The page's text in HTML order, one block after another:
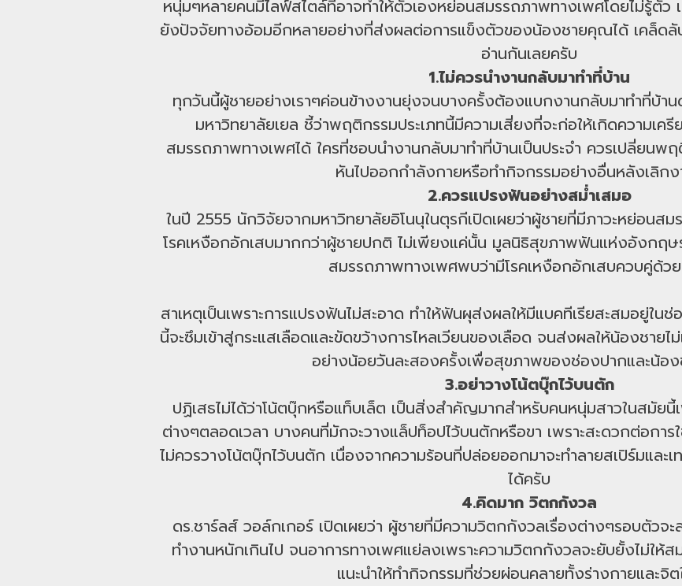
หนุ่มๆหลายคนมีไลฟ์สไตล์ที่อาจทำให้ตัวเองหย่อนสมรรถภาพทางเพศโดยไม่รู้ตั
ยังปัจจัยทางอ้อมอีกหลายอย่างที่ส่งผลต่อการแข็งตัวของน้องชายคุณได้ เคล็ดลับ
อ่านกันเลยครับ
1.ไม่ควรนำงานกลับมาทำที่บ้าน
ทุกวันนี้ผู้ชายอย่างเราๆค่อนข้างงานยุ่งจนบางครั้งต้องแบกงานกลับมาทำที่บ้า
มหาวิทยาลัยเยล ชี้ว่าพฤติกรรมประเภทนี้มีความเสี่ยงที่จะก่อให้เกิดความเค
สมรรถภาพทางเพศได้ ใครที่ชอบนำงานกลับมาทำที่บ้านเป็นประจำ ควรเปลี่ยนพ
หันไปออกกำลังกายหรือทำกิจกรรมอย่างอื่นหลังเลิก
2.ควรแปรงฟันอย่างสม่ำเสมอ
ในปี 2555 นักวิจัยจากมหาวิทยาลัยอิโนนุในตุรกีเปิดเผยว่าผู้ชายที่มีภาวะหย่อนส
โรคเหงือกอักเสบมากกว่าผู้ชายปกติ ไม่เพียงแค่นั้น มูลนิธิสุขภาพฟันแห่งอังกฤษ
สมรรถภาพทางเพศพบว่ามีโรคเหงือกอักเสบควบคู่ด้ว
สาเหตุเป็นเพราะการแปรงฟันไม่สะอาด ทำให้ฟันผุส่งผลให้มีแบคทีเรียสะสมอยู่ในช่
นี้จะซึมเข้าสู่กระแสเลือดและขัดขว้างการไหลเวียนของเลือด จนส่งผลให้น้องชา
อย่างน้อยวันละสองครั้งเพื่อสุขภาพของช่องปากและน้อง
3.อย่าวางโน้ตบุ๊กไว้บนตัก
ปฏิเสธไม่ได้ว่าโน้ตบุ๊กหรือแท็บเล็ต เป็นสิ่งสำคัญมากสำหรับคนหนุ่มสาวในสมัยนี้
ต่างๆตลอดเวลา บางคนที่มักจะวางแล็ปท็อปไว้บนตักหรือขา เพราะสะดวกต่อกา
ไม่ควรวางโน้ตบุ๊กไว้บนตัก เนื่องจากความร้อนที่ปล่อยออกมาจะทำลายสเปิร์มและเ
ได้ครับ
4.คิดมาก วิตกกังวล
ดร.ชาร์ลส์ วอล์กเกอร์ เปิดเผยว่า ผู้ชายที่มีความวิตกกังวลเรื่องต่างๆรอบตัวจ
ทำงานหนักเกินไป จนอาการทางเพศแย่ลงเพราะความวิตกกังวลจะยับยั้งไม่ให้
แนะนำให้ทำกิจกรรมที่ช่วยผ่อนคลายทั้งร่างกายและจิ